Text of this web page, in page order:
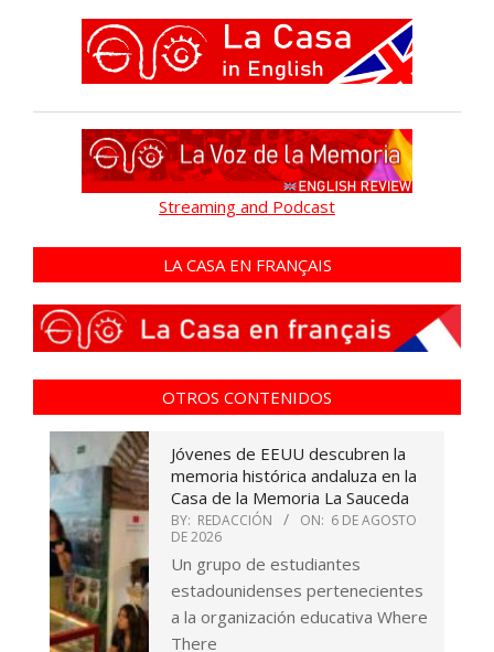
Streaming and Podcast
LA CASA EN FRANÇAIS
OTROS CONTENIDOS
Jóvenes de EEUU descubren la
memoria histórica andaluza en la
Casa de la Memoria La Sauceda
BY: REDACCIÓN ON: 6 DE AGOSTO
DE 2026
Un grupo de estudiantes
estadounidenses pertenecientes
a la organización educativa Where
There